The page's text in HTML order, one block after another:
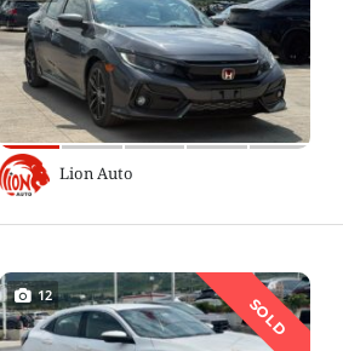
Lion Auto
12 SOLD